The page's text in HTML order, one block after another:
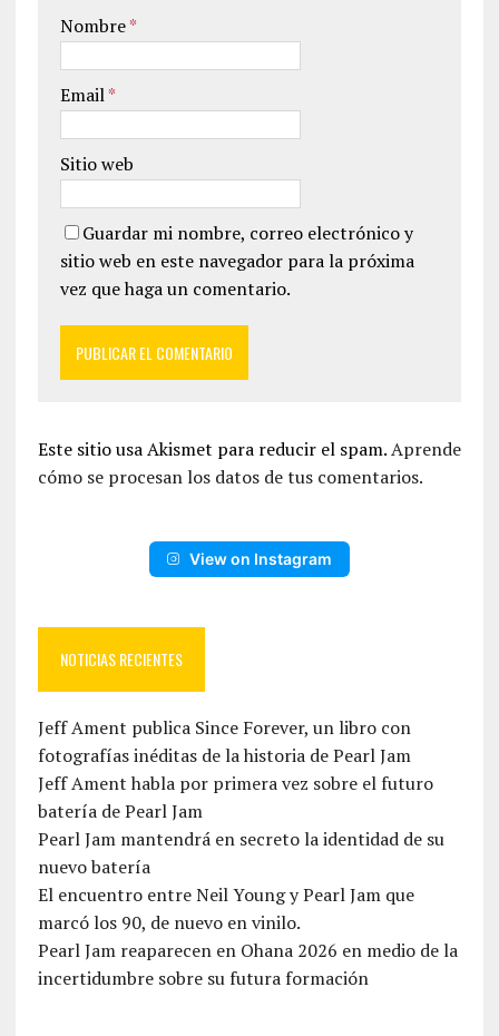
Nombre*
Email*
Sitio web
Guardar mi nombre, correo electrónico y
sitio web en este navegador para la próxima
vez que haga un comentario.
Este sitio usa Akismet para reducir el spam.Aprende
cómo se procesan los datos de tus comentarios.
View on Instagram
NOTICIAS RECIENTES
Jeff Ament publica Since Forever, un libro con
fotografías inéditas de la historia de Pearl Jam
Jeff Ament habla por primera vez sobre el futuro
batería de Pearl Jam
Pearl Jam mantendrá en secreto la identidad de su
nuevo batería
El encuentro entre Neil Young y Pearl Jam que
marcó los 90, de nuevo en vinilo.
Pearl Jam reaparecen en Ohana 2026 en medio de la
incertidumbre sobre su futura formación